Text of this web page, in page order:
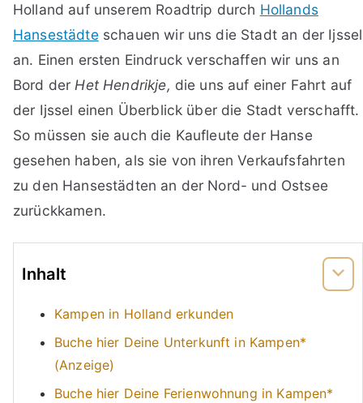
Holland auf unserem Roadtrip durch Hollands
Hansestädteschauen wir uns die Stadt an der Ijssel
an. Einen ersten Eindruck verschaffen wir uns an
Bord derHet Hendrikje, die uns auf einer Fahrt auf
der Ijssel einen Überblick über die Stadt verschafft.
So müssen sie auch die Kaufleute der Hanse
gesehen haben, als sie von ihren Verkaufsfahrten
zu den Hansestädten an der Nord- und Ostsee
zurückkamen.
Inhalt
Kampen in Holland erkunden
Buche hier Deine Unterkunft in Kampen*
(Anzeige)
Buche hier Deine Ferienwohnung in Kampen*